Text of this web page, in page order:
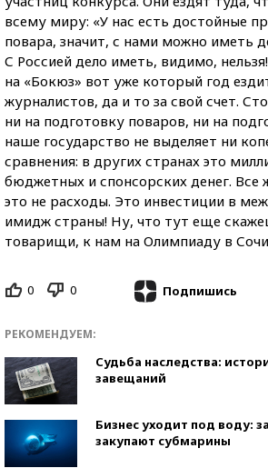
всему миру: «У нас есть достойные
повара, значит, с нами можно иметь
С Россией дело иметь, видимо,
на «Бокюз» вот уже который год
журналистов, да и то за свой счет.
ни на подготовку поваров, ни на
наше государство не выделяет ни
сравнения: в других странах это
бюджетных и спонсорских денег. Все
это не расходы. Это инвестиции в
имидж страны! Ну, что тут еще
товарищи, к нам на Олимпиаду в
0 0 Подпишись
РЕКОМЕНДУЕМ:
Судьба наследства:
завещаний
Бизнес уходит под воду:
закупают субмарины